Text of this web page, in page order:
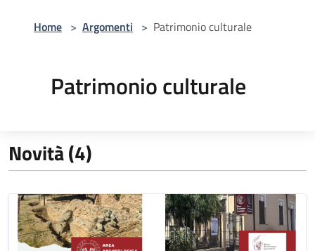
Home > Argomenti > Patrimonio culturale
Patrimonio culturale
Novità (4)